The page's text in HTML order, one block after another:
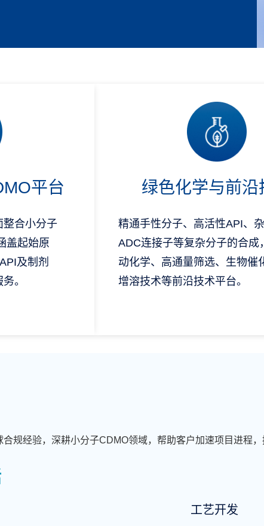
平台
整合小分子
盖起始原
及制剂
。
绿色化学与前沿
精通手性分子、高活性API、
ADC连接子等复杂分子的合成
动化学、高通量筛选、生物催
增溶技术等前沿技术平台。
规经验，深耕小分子CDMO领域，帮助客户加速项目进程，
工艺开发